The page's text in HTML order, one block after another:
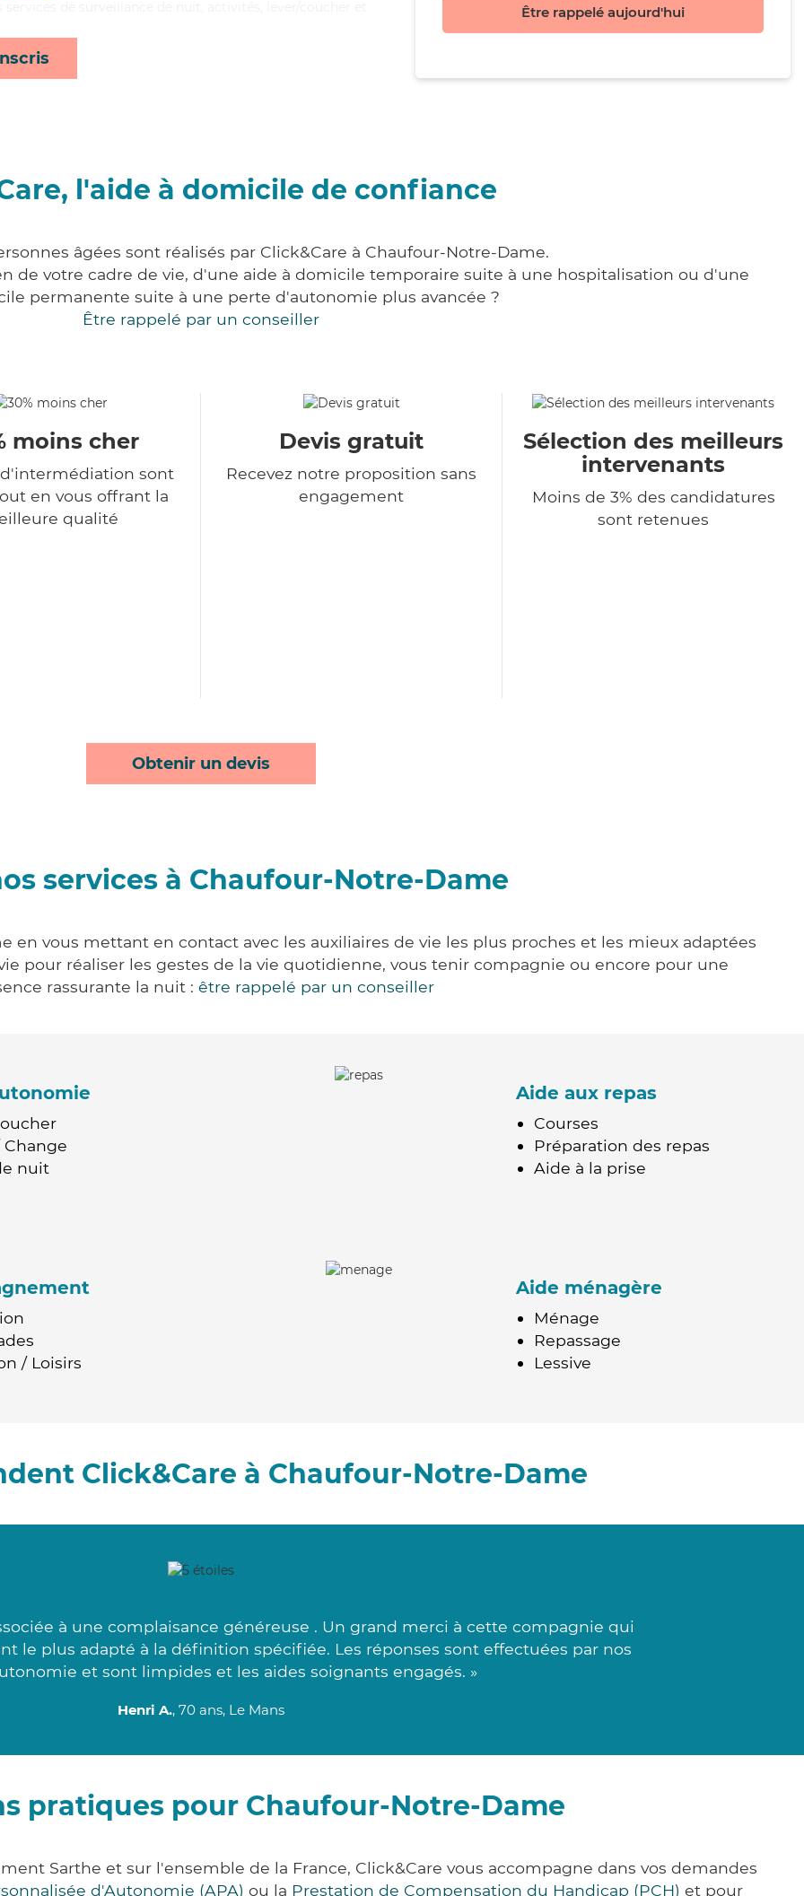
Être rappelé aujourd'hui
l'aide à domicile de confiance
âgées sont réalisés par Click&Care à Chaufour-Notre-Dame.
de votre cadre de vie, d'une aide à domicile temporaire suite à une hospitalisation ou d'une
permanente suite à une perte d'autonomie plus avancée ?
Être rappelé par un conseiller
moins cher
d'intermédiation sont
en vous offrant la
qualité
Devis gratuit
Recevez notre proposition sans
engagement
Sélection des meilleurs
intervenants
Moins de 3% des candidatures
sont retenues
Obtenir un devis
services à Chaufour-Notre-Dame
en vous mettant en contact avec les auxiliaires de vie les plus proches et les mieux adaptées
pour réaliser les gestes de la vie quotidienne, vous tenir compagnie ou encore pour une
rassurante la nuit : être rappelé par un conseiller
nuit
Aide aux repas
Courses
Préparation des repas
Aide à la prise
/ Loisirs
Aide ménagère
Ménage
Repassage
Lessive
Click&Care à Chaufour-Notre-Dame
à une complaisance généreuse . Un grand merci à cette compagnie qui
le plus adapté à la définition spécifiée. Les réponses sont effectuées par nos
et sont limpides et les aides soignants engagés. »
Henri A., 70 ans, Le Mans
pratiques pour Chaufour-Notre-Dame
Sarthe et sur l'ensemble de la France, Click&Care vous accompagne dans vos demandes
d'Autonomie (APA) ou la Prestation de Compensation du Handicap (PCH) et pour